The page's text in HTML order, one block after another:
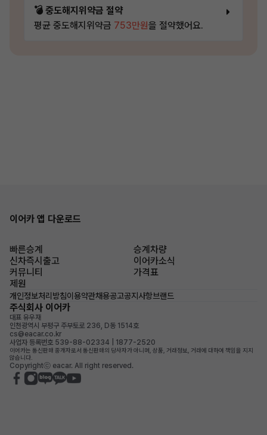
💣 중도해지위약금 절약
평균 중도해지위약금 753만원을 절약했어요.
이어카 앱 다운로드
빠른승계
승계차량
신차즉시출고
이어카소식
커뮤니티
가격표
제원
개인정보처리방침이용약관채용공고공지사항브랜드
주식회사 이어카
대표 유우재
인천광역시 부평구 주부토로 236, D동 1514호
cs@eacar.co.kr
사업자 등록번호 539-88-02334 | 1877-2520
이어카는 통신판매 중개자로서 통신판매의 당사자가 아니며, 상품, 거래정보, 거래에 대하여 책임을 지지
않습니다.
Copyrightⓒ eacar. All right reserved.